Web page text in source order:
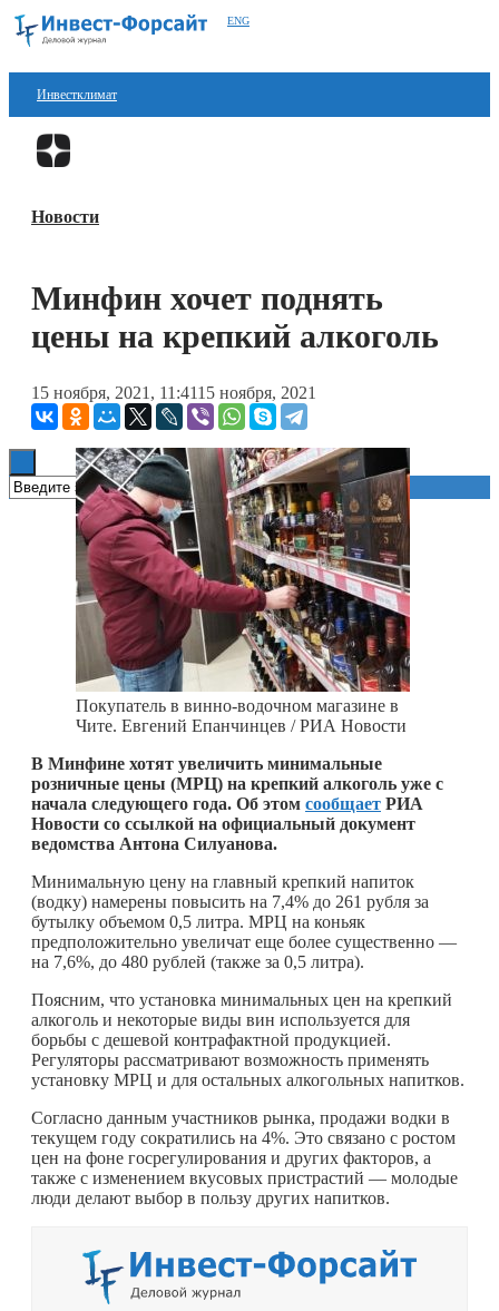
ENG
Инвестклимат
Финансы
Блокчейн
Книги
Новости
Минфин хочет поднять
цены на крепкий алкоголь
15 ноября, 2021, 11:4115 ноября, 2021
Покупатель в винно-водочном магазине в
Чите. Евгений Епанчинцев / РИА Новости
В Минфине хотят увеличить минимальные
розничные цены (МРЦ) на крепкий алкоголь уже с
начала следующего года. Об этом сообщает РИА
Новости со ссылкой на официальный документ
ведомства Антона Силуанова.
Минимальную цену на главный крепкий напиток
(водку) намерены повысить на 7,4% до 261 рубля за
бутылку объемом 0,5 литра. МРЦ на коньяк
предположительно увеличат еще более существенно —
на 7,6%, до 480 рублей (также за 0,5 литра).
Поясним, что установка минимальных цен на крепкий
алкоголь и некоторые виды вин используется для
борьбы с дешевой контрафактной продукцией.
Регуляторы рассматривают возможность применять
установку МРЦ и для остальных алкогольных напитков.
Согласно данным участников рынка, продажи водки в
текущем году сократились на 4%. Это связано с ростом
цен на фоне госрегулирования и других факторов, а
также с изменением вкусовых пристрастий — молодые
люди делают выбор в пользу других напитков.